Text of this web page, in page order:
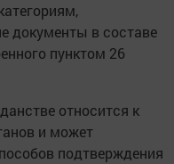
документы в составе
пунктом 26
относится к
и может
подтверждения